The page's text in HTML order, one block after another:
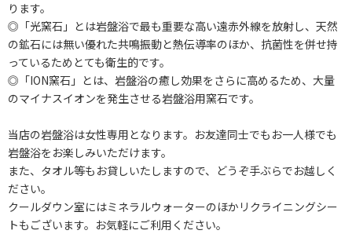
ります。
◎「光窯石」とは岩盤浴で最も重要な高い遠赤外線を放射し、天然
の鉱石には無い優れた共鳴振動と熱伝導率のほか、抗菌性を併せ持
っているためとても衛生的です。
◎「ION窯石」とは、岩盤浴の癒し効果をさらに高めるため、大量
のマイナスイオンを発生させる岩盤浴用窯石です。
当店の岩盤浴は女性専用となります。お友達同士でもお一人様でも
岩盤浴をお楽しみいただけます。
また、タオル等もお貸しいたしますので、どうぞ手ぶらでお越しく
ださい。
クールダウン室にはミネラルウォーターのほかリクライニングシー
トもございます。お気軽にご利用ください。